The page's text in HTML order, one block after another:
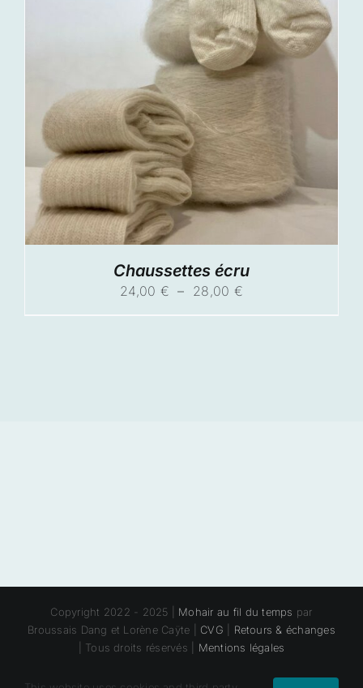
Chaussettes écru
24,00 € – 28,00 €Plage
de
Copyright 2022 - 2025 | Mohair au fil du temps par
Broussais Dang et Lorène Caÿte | CVG
Retours & échanges
| Tous droits réservés | Mentions légales